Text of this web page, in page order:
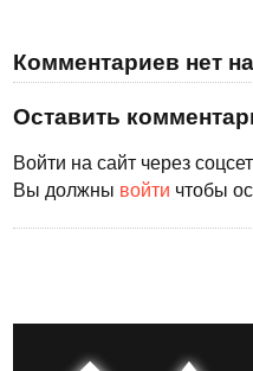
Комментариев нет
Оставить
Войти на сайт через
Вы должны войти чтобы